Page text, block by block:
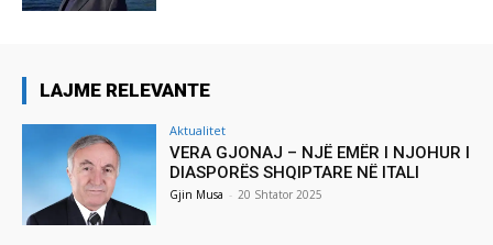
LAJME RELEVANTE
Aktualitet
VERA GJONAJ – NJË EMËR I NJOHUR I
DIASPORËS SHQIPTARE NË ITALI
Gjin Musa - 20 Shtator 2025